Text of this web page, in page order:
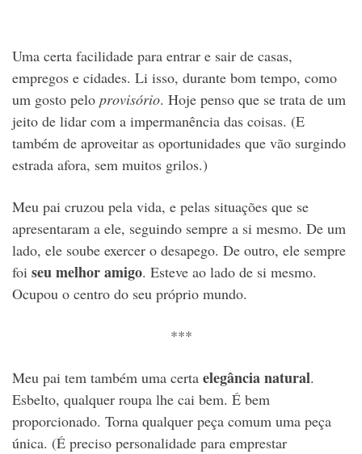
Uma certa facilidade para entrar e sair de casas,
empregos e cidades. Li isso, durante bom tempo, como
um gosto pelo provisório. Hoje penso que se trata de um
jeito de lidar com a impermanência das coisas. (E
também de aproveitar as oportunidades que vão surgindo
estrada afora, sem muitos grilos.)
Meu pai cruzou pela vida, e pelas situações que se
apresentaram a ele, seguindo sempre a si mesmo. De um
lado, ele soube exercer o desapego. De outro, ele sempre
foi seu melhor amigo. Esteve ao lado de si mesmo.
Ocupou o centro do seu próprio mundo.
***
Meu pai tem também uma certa elegância natural.
Esbelto, qualquer roupa lhe cai bem. É bem
proporcionado. Torna qualquer peça comum uma peça
única. (É preciso personalidade para emprestar